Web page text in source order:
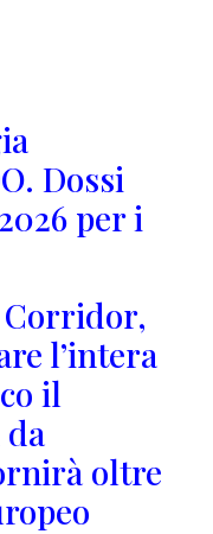
Dossi
per i
Corridor,
l’intera
il
oltre